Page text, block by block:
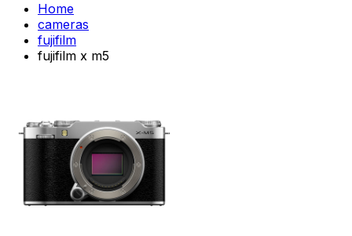
Home
cameras
fujifilm
fujifilm x m5